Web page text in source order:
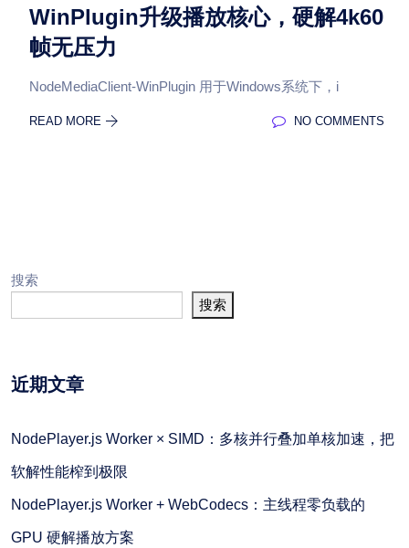
WinPlugin升级播放核心，硬解4k60
帧无压力
NodeMediaClient-WinPlugin 用于Windows系统下，i
READ MORE NO COMMENTS
搜索
搜索
近期文章
NodePlayer.js Worker × SIMD：多核并行叠加单核加速，把
软解性能榨到极限
NodePlayer.js Worker + WebCodecs：主线程零负载的
GPU 硬解播放方案